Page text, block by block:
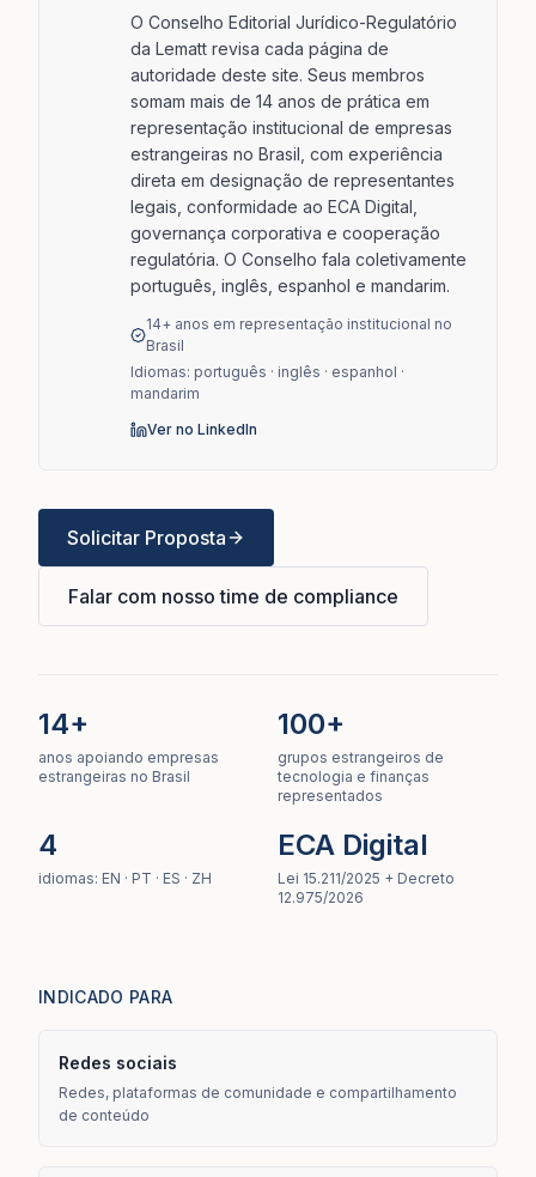
O Conselho Editorial Jurídico-Regulatório
da Lematt revisa cada página de
autoridade deste site. Seus membros
somam mais de 14 anos de prática em
representação institucional de empresas
estrangeiras no Brasil, com experiência
direta em designação de representantes
legais, conformidade ao ECA Digital,
governança corporativa e cooperação
regulatória. O Conselho fala coletivamente
português, inglês, espanhol e mandarim.
14+ anos em representação institucional no
Brasil
Idiomas: português · inglês · espanhol ·
mandarim
Ver no LinkedIn
Solicitar Proposta
Falar com nosso time de compliance
14+
anos apoiando empresas
estrangeiras no Brasil
100+
grupos estrangeiros de
tecnologia e finanças
representados
4
idiomas: EN · PT · ES · ZH
ECA Digital
Lei 15.211/2025 + Decreto
12.975/2026
INDICADO PARA
Redes sociais
Redes, plataformas de comunidade e compartilhamento
de conteúdo